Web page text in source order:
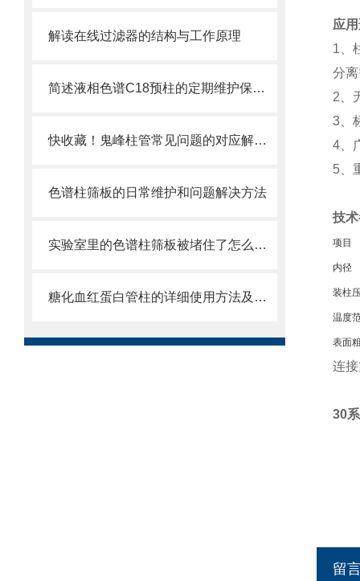
解读在线过滤器的结构与工作原理
简述液相色谱C18预柱的定期维护保养方法
快收藏！鬼峰柱管常见问题的对应解决妙招
色谱柱筛板的日常维护和问题解决方法
实验室里的色谱柱筛板被堵住了怎么办？这些方法帮你解决
糖化血红蛋白管柱的详细使用方法及注意事项介绍
应
1、
分
2、
3、
4、
5、
技
项目
内径
装柱
温度
表面
连
30
留